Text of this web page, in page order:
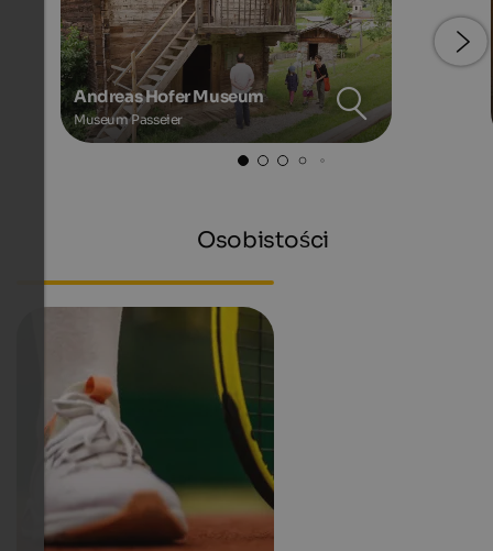
Andreas Hofer Museum
Museum Passeier
Osobistości